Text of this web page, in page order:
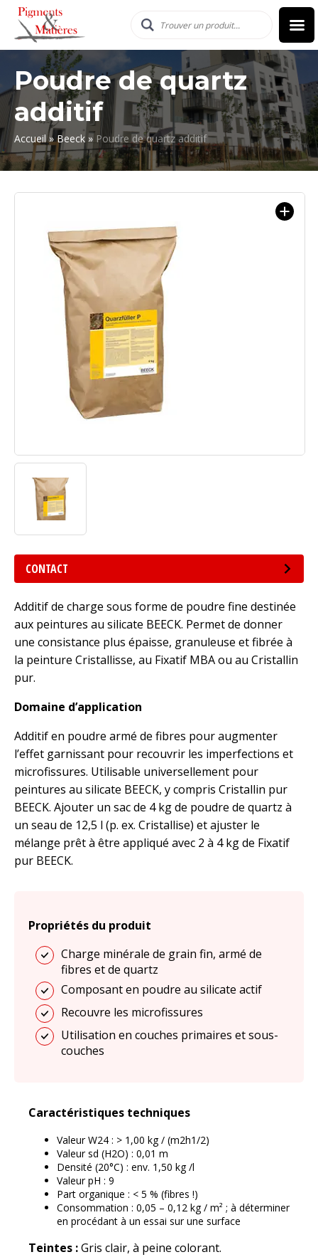
Poudre de quartz
additif
Accueil»Beeck» Poudre de quartz additif
CONTACT
Additif de charge sous forme de poudre fine destinée
aux peintures au silicate BEECK. Permet de donner
une consistance plus épaisse, granuleuse et fibrée à
la peinture Cristallisse, au Fixatif MBA ou au Cristallin
pur.
Domaine d’application
Additif en poudre armé de fibres pour augmenter
l’effet garnissant pour recouvrir les imperfections et
microfissures. Utilisable universellement pour
peintures au silicate BEECK, y compris Cristallin pur
BEECK. Ajouter un sac de 4 kg de poudre de quartz à
un seau de 12,5 l (p. ex. Cristallise) et ajuster le
mélange prêt à être appliqué avec 2 à 4 kg de Fixatif
pur BEECK.
Propriétés du produit
Charge minérale de grain fin, armé de
fibres et de quartz
Composant en poudre au silicate actif
Recouvre les microfissures
Utilisation en couches primaires et sous-
couches
Caractéristiques techniques
Valeur W24 : > 1,00 kg / (m2h1/2)
Valeur sd (H2O) : 0,01 m
Densité (20°C) : env. 1,50 kg /l
Valeur pH : 9
Part organique : < 5 % (fibres !)
Consommation : 0,05 – 0,12 kg / m² ; à déterminer
en procédant à un essai sur une surface
Teintes :Gris clair, à peine colorant.